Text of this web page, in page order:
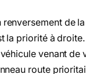
renversement de
la priorité à droite.
venant de
route